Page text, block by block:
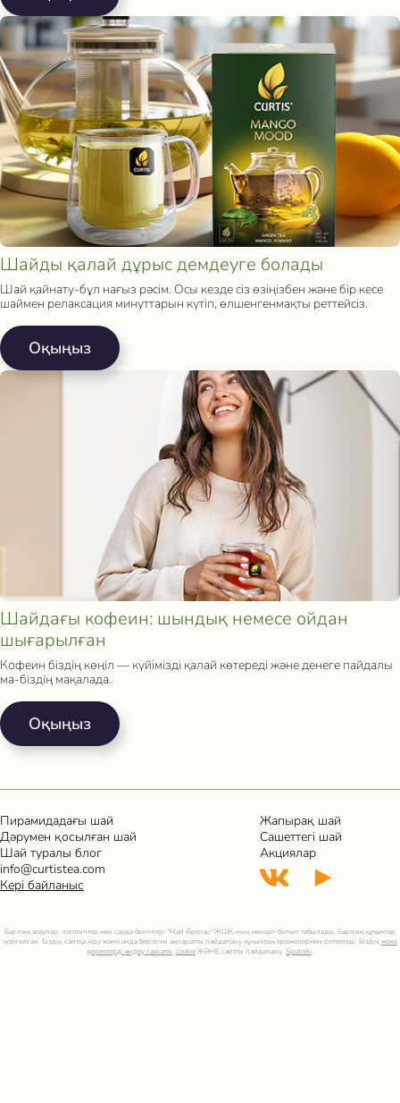
Шайды қалай дұрыс демдеуге болады
Шай қайнату-бұл нағыз рәсім. Осы кезде сіз өзіңізбен және бір кесе
шаймен релаксация минуттарын күтіп, өлшенгенмақты реттейсіз.
Oқыңыз
Шайдағы кофеин: шындық немесе ойдан
шығарылған
Кофеин біздің көңіл — күйімізді қалай көтереді және денеге пайдалы
ма-біздің мақалада.
Oқыңыз
Пирамидадағы шай
Жапырақ шай
Дәрумен қосылған шай
Сашеттегі шай
Шай туралы блог
Акциялар
Кері байланыс
info@curtistea.com
Барлық атаулар, логотиптер мен сауда белгілері "Май-Брендс"ЖШҚ-ның меншігі болып табылады. Барлық құқықтар
қорғалған. Біздің сайтқа кіру және онда берілген ақпаратты пайдалану құқықтық ережелермен реттеледі. Біздіңжеке
деректерді өңдеу саясаты, cookieЖӘНЕ сайтты пайдалану. Sputniki.